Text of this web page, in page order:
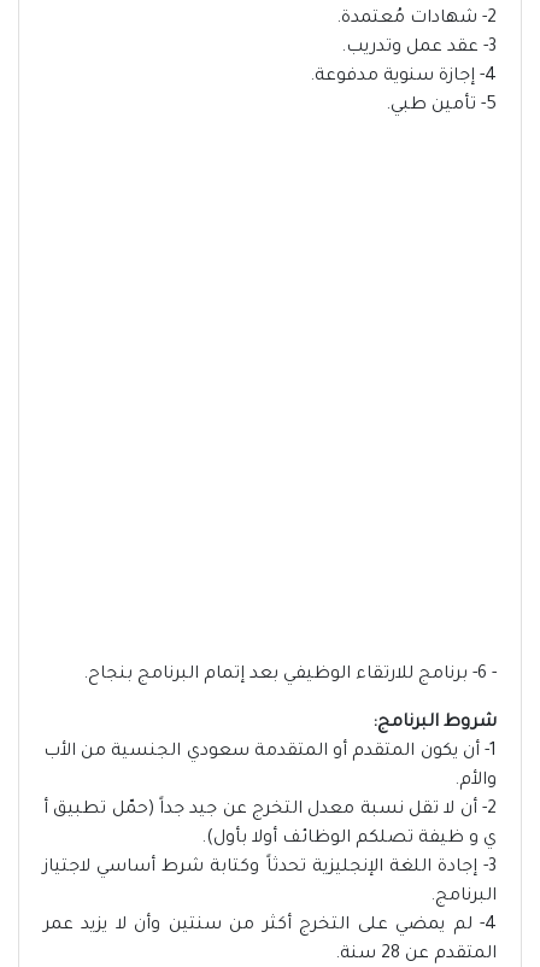
2- شهادات مُعتمدة.
3- عقد عمل وتدريب.
4- إجازة سنوية مدفوعة.
5- تأمين طبي.
- 6- برنامج للارتقاء الوظيفي بعد إتمام البرنامج بنجاح.
شروط البرنامج:
1- أن يكون المتقدم أو المتقدمة سعودي الجنسية من الأب
والأم.
2- أن لا تقل نسبة معدل التخرج عن جيد جداً (حمّل تطبيق أ
ي و ظيفة تصلكم الوظائف أولا بأول).
3- إجادة اللغة الإنجليزية تحدثاً وكتابة شرط أساسي لاجتياز
البرنامج.
4- لم يمضي على التخرج أكثر من سنتين وأن لا يزيد عمر
المتقدم عن 28 سنة.